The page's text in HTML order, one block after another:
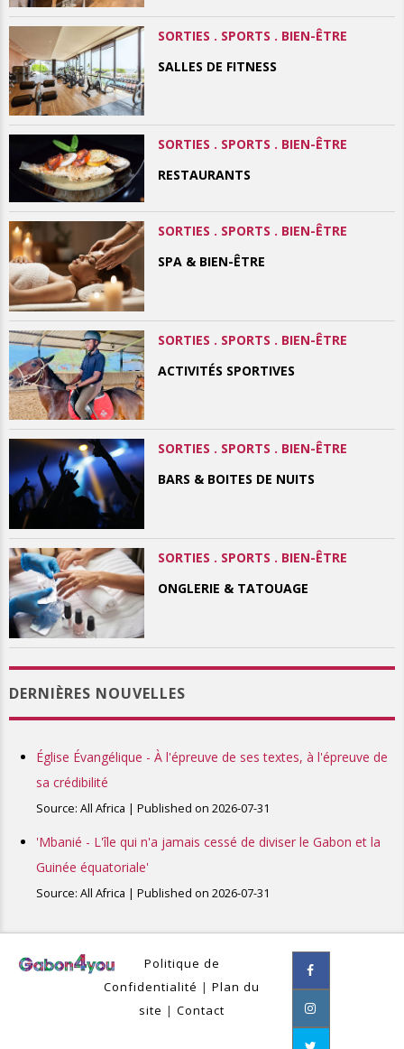
SORTIES . SPORTS . BIEN-ÊTRE
SALLES DE FITNESS
SORTIES . SPORTS . BIEN-ÊTRE
RESTAURANTS
SORTIES . SPORTS . BIEN-ÊTRE
SPA & BIEN-ÊTRE
SORTIES . SPORTS . BIEN-ÊTRE
ACTIVITÉS SPORTIVES
SORTIES . SPORTS . BIEN-ÊTRE
BARS & BOITES DE NUITS
SORTIES . SPORTS . BIEN-ÊTRE
ONGLERIE & TATOUAGE
DERNIÈRES NOUVELLES
Église Évangélique - À l'épreuve de ses textes, à l'épreuve de
sa crédibilité
Source: All Africa Published on 2026-07-31
'Mbanié - L'île qui n'a jamais cessé de diviser le Gabon et la
Guinée équatoriale'
Source: All Africa Published on 2026-07-31
Politique de
Confidentialité | Plan du
site | Contact